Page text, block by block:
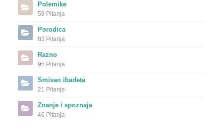
Polemike
59 Pitanja
Porodica
83 Pitanja
Razno
95 Pitanja
Smisao ibadeta
21 Pitanje
Znanje i spoznaja
46 Pitanja